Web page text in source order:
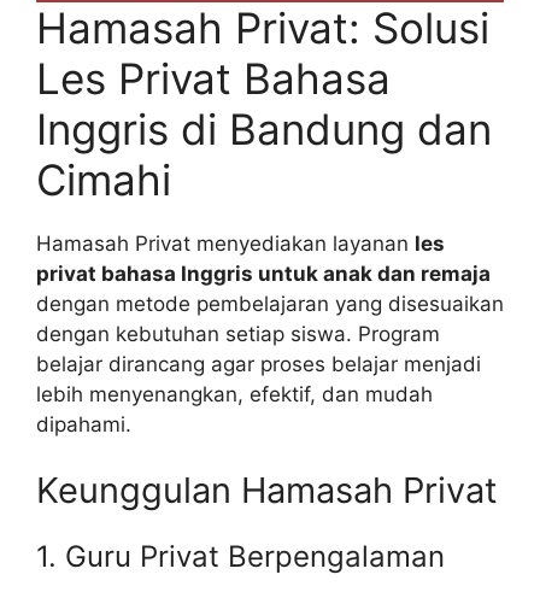
Hamasah Privat: Solusi
Les Privat Bahasa
Inggris di Bandung dan
Cimahi
Hamasah Privat menyediakan layanan les
privat bahasa Inggris untuk anak dan remaja
dengan metode pembelajaran yang disesuaikan
dengan kebutuhan setiap siswa. Program
belajar dirancang agar proses belajar menjadi
lebih menyenangkan, efektif, dan mudah
dipahami.
Keunggulan Hamasah Privat
1. Guru Privat Berpengalaman